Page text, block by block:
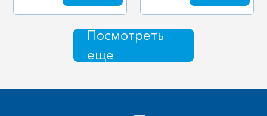
Посмотреть
еще